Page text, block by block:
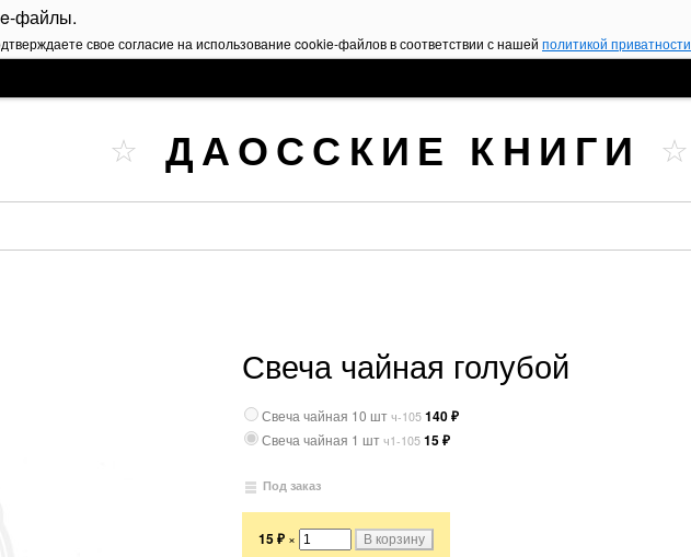
файлы.
свое согласие на использование cookie-файлов в соответствии с нашей политикой приватности
ДАОССКИЕ КНИГИ
Свеча чайная голубой
Свеча чайная 10 шт ч-105 140₽
Свеча чайная 1 шт ч1-105 15₽
Под заказ
15₽ ×